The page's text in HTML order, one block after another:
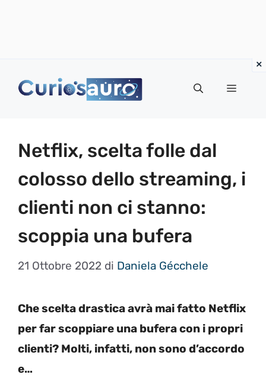
Menu
Netflix, scelta folle dal
colosso dello streaming, i
clienti non ci stanno:
scoppia una bufera
21 Ottobre 2022 di Daniela Gécchele
Che scelta drastica avrà mai fatto Netflix
per far scoppiare una bufera con i propri
clienti? Molti, infatti, non sono d’accordo
e…